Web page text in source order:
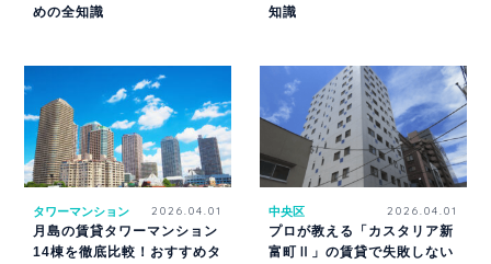
めの全知識
知識
タワーマンション 2026.04.01
月島の賃貸タワーマンション
14棟を徹底比較！おすすめタ
中央区 2026.04.01
プロが教える「カスタリア新
富町Ⅱ」の賃貸で失敗しない